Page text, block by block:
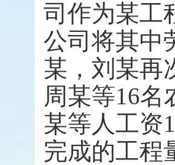
司作为某工
公司将其中
某，刘某再
周某等16
某等人工资
完成的工程